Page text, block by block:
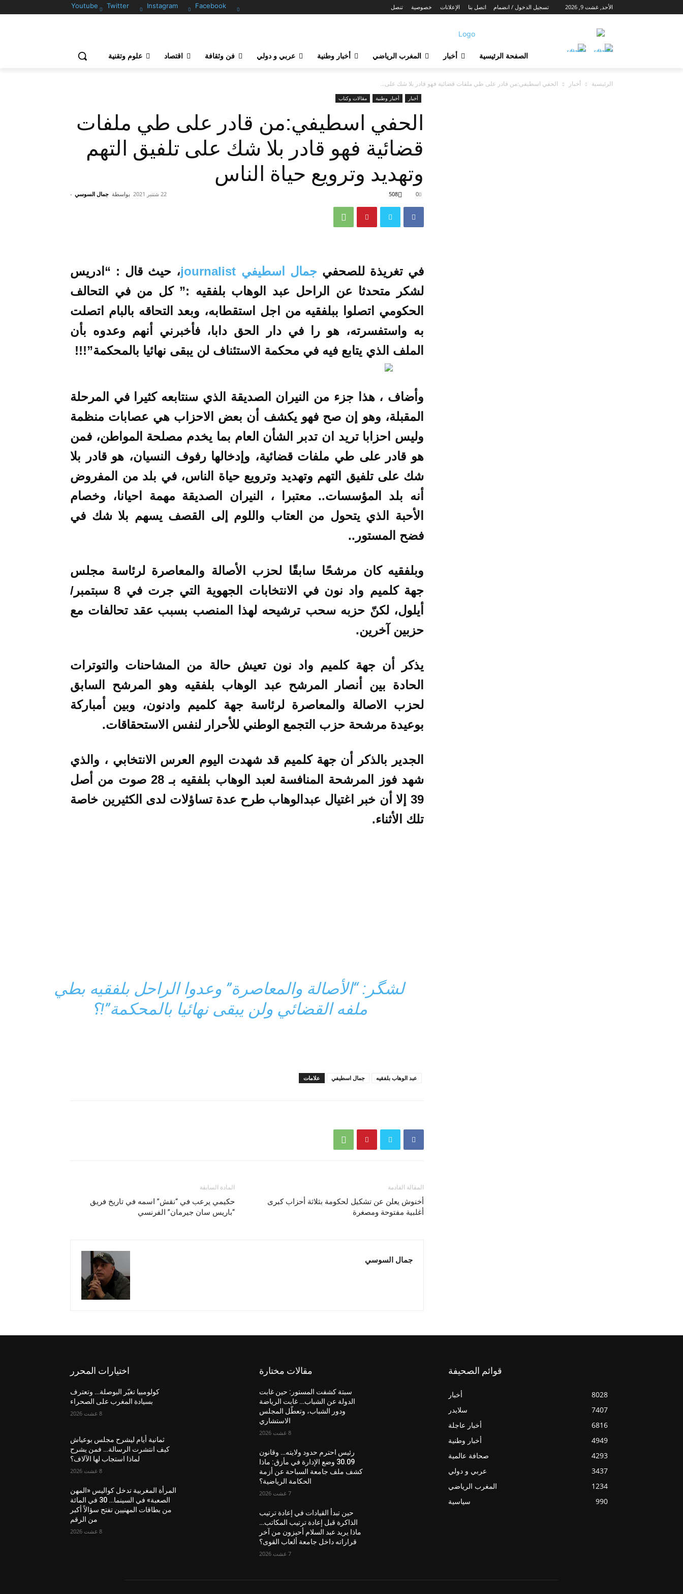
Facebook
Instagram
Twitter
Youtube الأحد, غشت 9, 2026 تسجيل الدخول / انضمام تنصل خصوصية الإعلانات اتصل بنا
الصفحة الرئيسية أخبار المغرب الرياضي أخبار وطنية عربي و دولي فن وثقافة اقتصاد علوم وتقنية
الرئيسية أخبار الحفي اسطيفي:من قادر على طي ملفات قضائية فهو قادر بلا شك على...
أخبار أخبار وطنية مقالات وكتاب
الحفي اسطيفي:من قادر على طي ملفات
قضائية فهو قادر بلا شك على تلفيق التهم
وتهديد وترويع حياة الناس
بواسطة جمال السوسي - 22 شتنبر 2021 0
508
في تغريذة للصحفي جمال اسطيفي journalist ، حيث قال : “ ادريس
لشكر متحدثا عن الراحل عبد الوهاب بلفقيه :” كل من في التحالف
الحكومي اتصلوا ببلفقيه من اجل استقطابه، وبعد التحاقه بالبام اتصلت
به واستفسرته، هو را في دار الحق دابا، فأخبرني أنهم وعدوه بأن
الملف الذي يتابع فيه في محكمة الاستئناف لن يبقى نهائيا بالمحكمة”!!!
وأضاف ، هذا جزء من النيران الصديقة الذي سنتابعه كثيرا في المرحلة
المقبلة، وهو إن صح فهو يكشف أن بعض الاحزاب هي عصابات منظمة
وليس احزابا تريد ان تدبر الشأن العام بما يخدم مصلحة المواطن، فمن
هو قادر على طي ملفات قضائية، وإدخالها رفوف النسيان، هو قادر بلا
شك على تلفيق التهم وتهديد وترويع حياة الناس، في بلد من المفروض
أنه بلد المؤسسات.. معتبرا ،
النيران الصديقة مهمة احيانا، وخصام
الأحبة الذي يتحول من العتاب واللوم إلى القصف يسهم بلا شك في
فضح المستور..
وبلفقيه كان مرشحًا سابقًا لحزب الأصالة والمعاصرة لرئاسة مجلس
جهة كلميم واد نون في الانتخابات الجهوية التي جرت في 8 سبتمبر/
أيلول، لكنّ حزبه سحب ترشيحه لهذا المنصب بسبب عقد تحالفات مع
حزبين آخرين.
يذكر أن جهة كلميم واد نون تعيش حالة من المشاحنات والتوترات
الحادة بين أنصار المرشح عبد الوهاب بلفقيه وهو المرشح السابق
لحزب الاصالة والمعاصرة لرئاسة جهة كلميم وادنون، وبين أمباركة
بوعيدة مرشحة حزب التجمع الوطني للأحرار لنفس الاستحقاقات.
الجدير بالذكر أن جهة كلميم قد شهدت اليوم العرس الانتخابي ، والذي
شهد فوز المرشحة المنافسة لعبد الوهاب بلفقيه بـ 28 صوت من أصل
39 إلا أن خبر اغتيال عبدالوهاب طرح عدة تساؤلات لدى الكثيرين خاصة
تلك الأثناء.
لشگر: “الأصالة والمعاصرة” وعدوا الراحل بلفقيه بطي
ملفه القضائي ولن يبقى نهائيا بالمحكمة”!؟
علامات جمال اسطيفي عبد الوهاب بلفقيه
المادة السابقة
حكيمي يرعب في “نقش” اسمه في تاريخ فريق
“باريس سان جيرمان” الفرنسي
المقالة القادمة
أخنوش يعلن عن تشكيل لحكومة بثلاثة أحزاب كبرى
أغلبية مفتوحة ومصغرة
جمال السوسي
اختيارات المحرر
كولومبيا تغيّر البوصلة… وتعترف
بسيادة المغرب على الصحراء
8 غشت 2026
ثمانية أيام ليشرح مجلس بوعياش
كيف انتشرت الرسالة… فمن يشرح
لماذا استجاب لها الآلاف؟
8 غشت 2026
المرأة المغربية تدخل كواليس «المهن
الصعبة» في السينما… 30 في المائة
من بطاقات المهنيين تفتح سؤالاً أكبر
من الرقم
8 غشت 2026
مقالات مختارة
سبتة كشفت المستور: حين غابت
الدولة عن الشباب… غابت الرياضة
ودور الشباب، وتعطّل المجلس
الاستشاري
8 غشت 2026
رئيس احترم حدود ولايته… وقانون
30.09 وضع الإدارة في مأزق: ماذا
كشف ملف جامعة السباحة عن أزمة
الحكامة الرياضية؟
7 غشت 2026
حين تبدأ القيادات في إعادة ترتيب
الذاكرة قبل إعادة ترتيب المكاتب…
ماذا يريد عبد السلام أحيزون من آخر
قراراته داخل جامعة ألعاب القوى؟
7 غشت 2026
قوائم الصحيفة
أخبار
8028
سلايدر
7407
أخبار عاجلة
6816
أخبار وطنية
4949
صحافة عالمية
4293
عربي و دولي
3437
المغرب الرياضي
1234
سياسية
990